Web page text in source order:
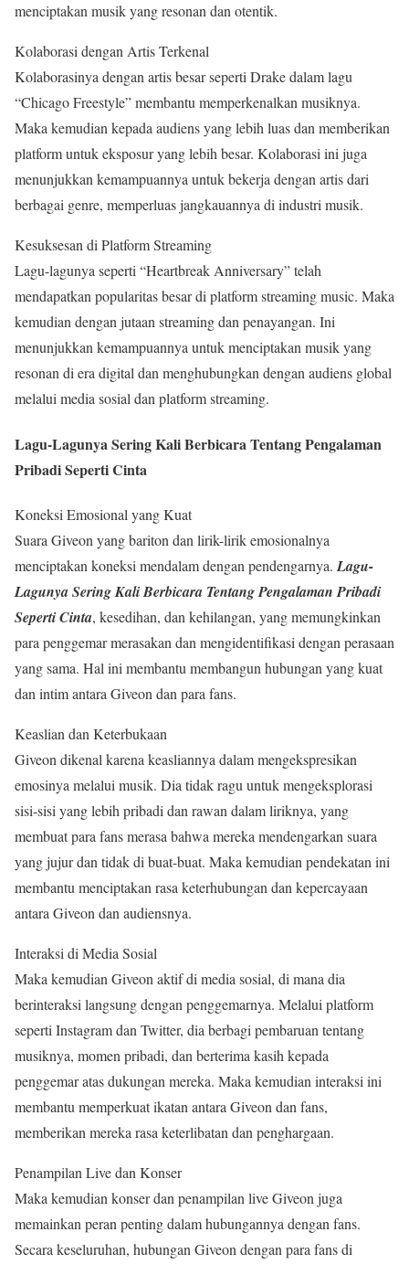
menciptakan musik yang resonan dan otentik.
Kolaborasi dengan Artis Terkenal
Kolaborasinya dengan artis besar seperti Drake dalam lagu
“Chicago Freestyle” membantu memperkenalkan musiknya.
Maka kemudian kepada audiens yang lebih luas dan memberikan
platform untuk eksposur yang lebih besar. Kolaborasi ini juga
menunjukkan kemampuannya untuk bekerja dengan artis dari
berbagai genre, memperluas jangkauannya di industri musik.
Kesuksesan di Platform Streaming
Lagu-lagunya seperti “Heartbreak Anniversary” telah
mendapatkan popularitas besar di platform streaming music. Maka
kemudian dengan jutaan streaming dan penayangan. Ini
menunjukkan kemampuannya untuk menciptakan musik yang
resonan di era digital dan menghubungkan dengan audiens global
melalui media sosial dan platform streaming.
Lagu-Lagunya Sering Kali Berbicara Tentang Pengalaman
Pribadi Seperti Cinta
Koneksi Emosional yang Kuat
Suara Giveon yang bariton dan lirik-lirik emosionalnya
menciptakan koneksi mendalam dengan pendengarnya. Lagu-
Lagunya Sering Kali Berbicara Tentang Pengalaman Pribadi
Seperti Cinta, kesedihan, dan kehilangan, yang memungkinkan
para penggemar merasakan dan mengidentifikasi dengan perasaan
yang sama. Hal ini membantu membangun hubungan yang kuat
dan intim antara Giveon dan para fans.
Keaslian dan Keterbukaan
Giveon dikenal karena keasliannya dalam mengekspresikan
emosinya melalui musik. Dia tidak ragu untuk mengeksplorasi
sisi-sisi yang lebih pribadi dan rawan dalam liriknya, yang
membuat para fans merasa bahwa mereka mendengarkan suara
yang jujur dan tidak di buat-buat. Maka kemudian pendekatan ini
membantu menciptakan rasa keterhubungan dan kepercayaan
antara Giveon dan audiensnya.
Interaksi di Media Sosial
Maka kemudian Giveon aktif di media sosial, di mana dia
berinteraksi langsung dengan penggemarnya. Melalui platform
seperti Instagram dan Twitter, dia berbagi pembaruan tentang
musiknya, momen pribadi, dan berterima kasih kepada
penggemar atas dukungan mereka. Maka kemudian interaksi ini
membantu memperkuat ikatan antara Giveon dan fans,
memberikan mereka rasa keterlibatan dan penghargaan.
Penampilan Live dan Konser
Maka kemudian konser dan penampilan live Giveon juga
memainkan peran penting dalam hubungannya dengan fans.
Secara keseluruhan, hubungan Giveon dengan para fans di